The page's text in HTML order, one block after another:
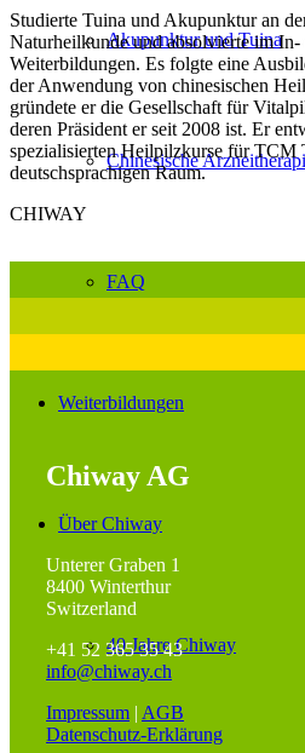
Akupunktur und Tuina
Chinesische
FAQ
Weiterbildungen
Über Chiway
40 Jahre Chiway
Studierte Tuina und Akupunktur an
Naturheilkunde und absolvierte im
Weiterbildungen. Es folgte eine
der Anwendung von chinesischen
gründete er die Gesellschaft für
deren Präsident er seit 2008 ist. Er
spezialisierten Heilpilzkurse für TCM
deutschsprachigen Raum.
CHIWAY
Chiway AG
Unterer Graben 1
8400 Winterthur
Switzerland
+41 52 365 35 43
info@chiway.ch
Impressum | AGB
Datenschutz-Erklärung